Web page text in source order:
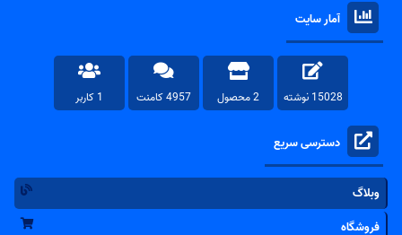
آمار سایت
15028 نوشته 2 محصول 4957 کامنت 1 کاربر
دسترسی سریع
وبلاگ
فروشگاه